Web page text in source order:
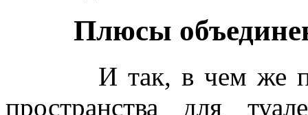
Плюсы
И так, в чем же
пространства для